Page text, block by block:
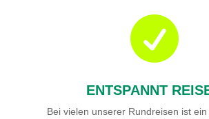

ENTSPANNT
Bei vielen unserer Rundreisen ist